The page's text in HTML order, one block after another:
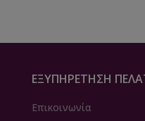
ΕΞΥΠΗΡΈΤΗΣΗ
Επικοινωνία